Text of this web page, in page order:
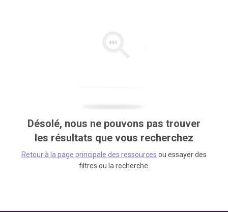
Désolé, nous ne pouvons pas trouver
les résultats que vous recherchez
Retour à la page principale des ressources ou essayer des
filtres ou la recherche.